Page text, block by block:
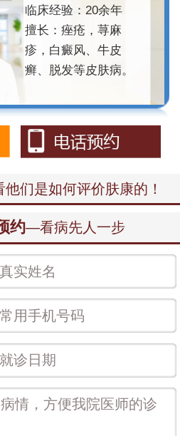
临床经验：20余年
擅长：痤疮，荨麻
疹，白癜风、牛皮
癣、脱发等皮肤病。
们是如何评价肤康的！
约—看病先人一步